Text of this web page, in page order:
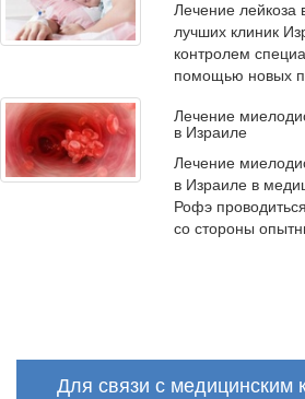
Лечение лейкоза
лучших клиник
контролем
помощью новых
Лечение
в Израиле
Лечение
в Израиле в
Рофэ
со стороны
Для связи с медицинским